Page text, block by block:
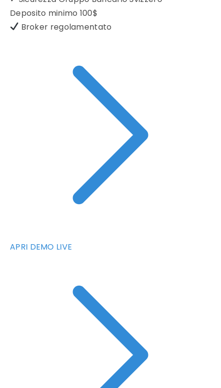
Deposito minimo 100$
Broker regolamentato
APRI DEMO LIVE